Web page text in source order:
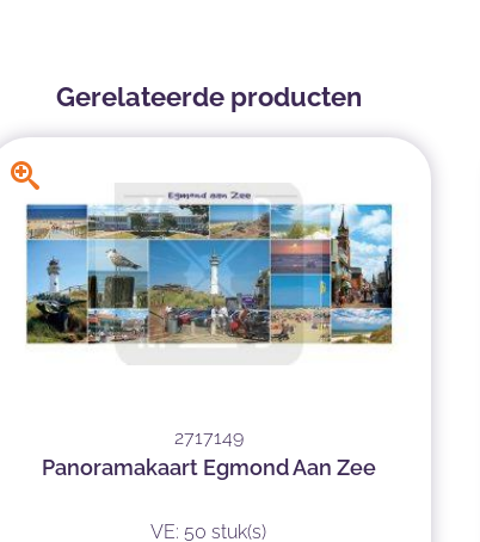
Gerelateerde producten
2717149
Panoramakaart Egmond Aan Zee
VE: 50 stuk(s)